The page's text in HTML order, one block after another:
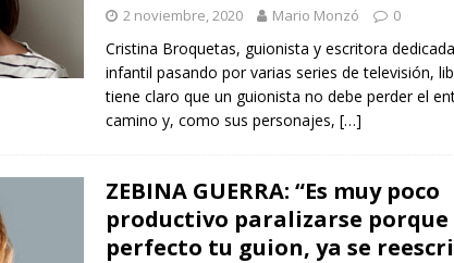
2024 ]
Cannes 2024: día 4. ‘Los hiperbóreos’ y ‘Kinds of Kindness’
2 noviembre, 2020 Mario Monzó 0
Cristina Broquetas, guionista y escritora
infantil pasando por varias series de televisión,
tiene claro que un guionista no debe perder el
camino y, como sus personajes, […]
ZEBINA GUERRA: “Es muy poco
productivo paralizarse porque
perfecto tu guion, ya se